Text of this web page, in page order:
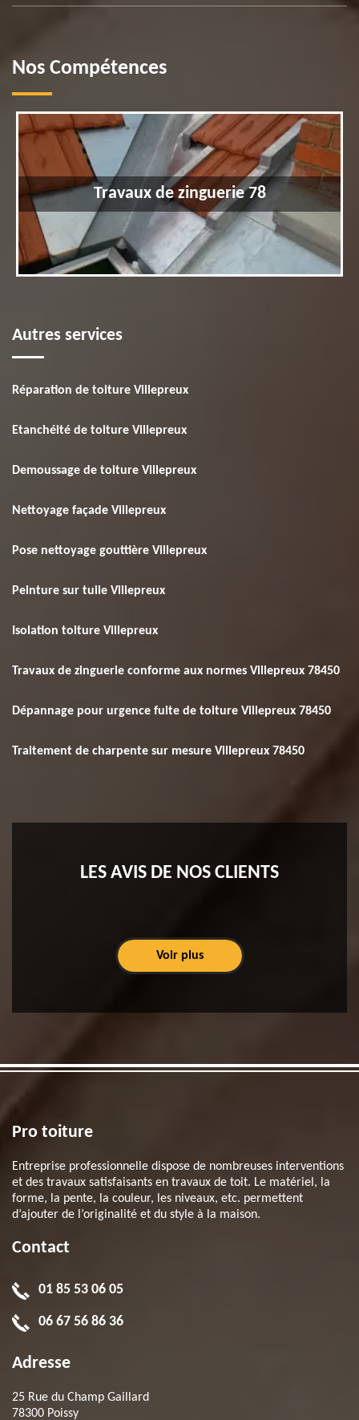
Nos Compétences
Travaux de zinguerie 78
Autres services
Réparation de toiture Villepreux
Etanchéité de toiture Villepreux
Demoussage de toiture Villepreux
Nettoyage façade Villepreux
Pose nettoyage gouttière Villepreux
Peinture sur tuile Villepreux
Isolation toiture Villepreux
Travaux de zinguerie conforme aux normes Villepreux 78450
Dépannage pour urgence fuite de toiture Villepreux 78450
Traitement de charpente sur mesure Villepreux 78450
LES AVIS DE NOS CLIENTS
Voir plus
Pro toiture
Entreprise professionnelle dispose de nombreuses interventions
et des travaux satisfaisants en travaux de toit. Le matériel, la
forme, la pente, la couleur, les niveaux, etc. permettent
d’ajouter de l’originalité et du style à la maison.
Contact
01 85 53 06 05
06 67 56 86 36
Adresse
25 Rue du Champ Gaillard
78300 Poissy